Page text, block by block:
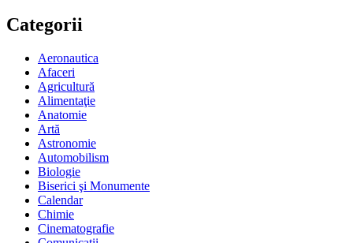
Categorii
Aeronautica
Afaceri
Agricultură
Alimentaţie
Anatomie
Artă
Astronomie
Automobilism
Biologie
Biserici şi Monumente
Calendar
Chimie
Cinematografie